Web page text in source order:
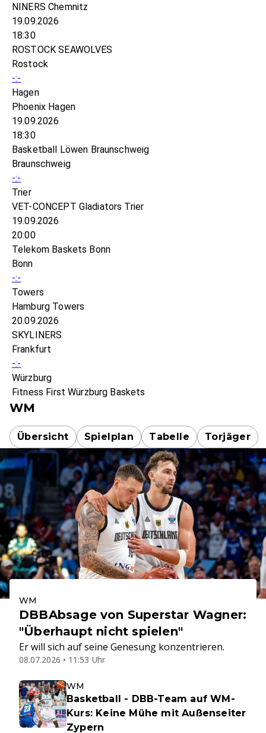
NINERS Chemnitz
19.09.2026
18:30
ROSTOCK SEAWOLVES
Rostock
-:-
Hagen
Phoenix Hagen
19.09.2026
18:30
Basketball Löwen Braunschweig
Braunschweig
-:-
Trier
VET-CONCEPT Gladiators Trier
19.09.2026
20:00
Telekom Baskets Bonn
Bonn
-:-
Towers
Hamburg Towers
20.09.2026
SKYLINERS
Frankfurt
-:-
Würzburg
Fitness First Würzburg Baskets
WM
Übersicht Spielplan Tabelle Torjäger
WM
DBBAbsage von Superstar Wagner:
"Überhaupt nicht spielen"
Er will sich auf seine Genesung konzentrieren.
08.07.2026 • 11:53 Uhr
WM
Basketball - DBB-Team auf WM-
Kurs: Keine Mühe mit Außenseiter
Zypern